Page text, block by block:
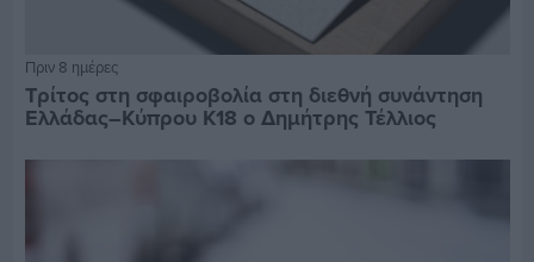
Πριν 8 ημέρες
Τρίτος στη σφαιροβολία στη διεθνή συνάντηση
Ελλάδας–Κύπρου Κ18 ο Δημήτρης Τέλλιος